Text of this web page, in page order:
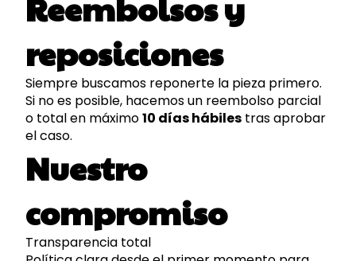
reposiciones
Siempre buscamos reponerte la pieza primero.
Si no es posible, hacemos un reembolso parcial
o total en máximo10 días hábiles tras aprobar
el caso.
Nuestro
compromiso
Transparencia total